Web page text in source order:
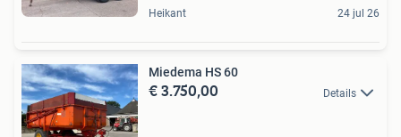
Heikant 24 jul 26
Miedema HS 60
€ 3.750,00 Details